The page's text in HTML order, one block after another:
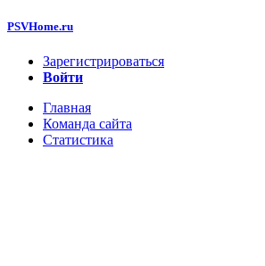
PSVHome.ru
Зарегистрироваться
Войти
Главная
Команда сайта
Статистика